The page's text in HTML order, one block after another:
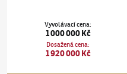
Vyvolávací cena:
1 000 000 Kč
Dosažená cena:
1 920 000 Kč